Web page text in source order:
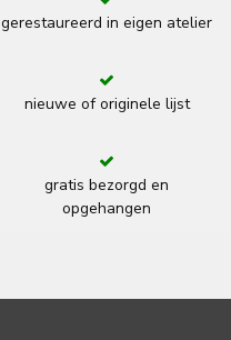
gerestaureerd in eigen atelier
nieuwe of originele lijst
gratis bezorgd en
opgehangen